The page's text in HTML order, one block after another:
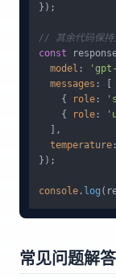
});
// 其余代码保持
const
model :
messages : [
    {
role :
    {
role :
  ],
temperature
});
console . log
常见问题解答